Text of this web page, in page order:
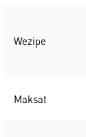
Wezipe
Maksat